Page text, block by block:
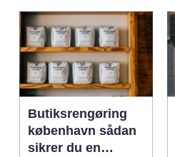
Butiksrengøring
københavn sådan
sikrer du en